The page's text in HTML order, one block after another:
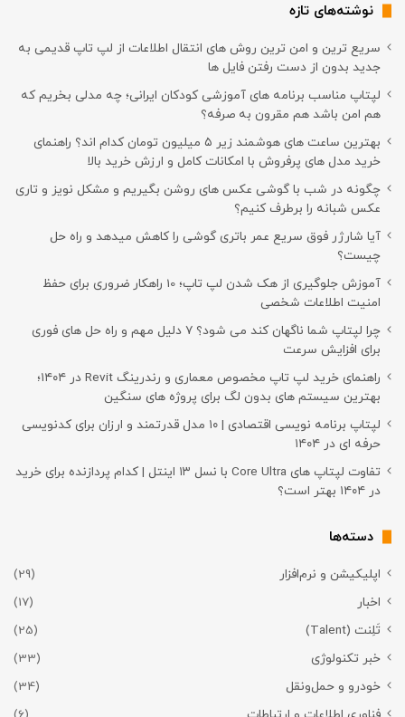
نوشته‌های تازه
سریع ترین و امن ترین روش های انتقال اطلاعات از لپ تاپ قدیمی به
جدید بدون از دست رفتن فایل ها
لپتاپ مناسب برنامه های آموزشی کودکان ایرانی؛ چه مدلی بخریم که
هم امن باشد هم مقرون به صرفه؟
بهترین ساعت های هوشمند زیر ۵ میلیون تومان کدام اند؟ راهنمای
خرید مدل های پرفروش با امکانات کامل و ارزش خرید بالا
چگونه در شب با گوشی عکس های روشن بگیریم و مشکل نویز و تاری
عکس شبانه را برطرف کنیم؟
آیا شارژر فوق سریع عمر باتری گوشی را کاهش میدهد و راه حل
چیست؟
آموزش جلوگیری از هک شدن لپ تاپ؛ 10 راهکار ضروری برای حفظ
امنیت اطلاعات شخصی
چرا لپتاپ شما ناگهان کند می شود؟ ۷ دلیل مهم و راه حل های فوری
برای افزایش سرعت
راهنمای خرید لپ تاپ مخصوص معماری و رندرینگ Revit در ۱۴۰۴؛
بهترین سیستم های بدون لگ برای پروژه های سنگین
لپتاپ برنامه نویسی اقتصادی | ۱۰ مدل قدرتمند و ارزان برای کدنویسی
حرفه ای در ۱۴۰۴
تفاوت لپتاپ های Core Ultra با نسل ۱۳ اینتل | کدام پردازنده برای خرید
در ۱۴۰۴ بهتر است؟
دسته‌ها
اپلیکیشن و نرم‌افزار
(29)
اخبار
(17)
تَلِنت (Talent)
(25)
خبر تکنولوژی
(33)
خودرو و حمل‌و‌نقل
(34)